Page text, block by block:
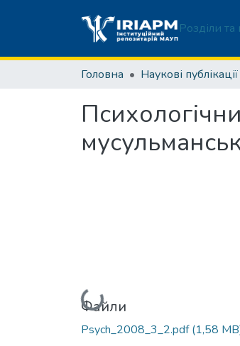
Розділи та
Головна Наукові публікації
Вантажиться...
Файли
Psych_2008_3_2.pdf(1,58